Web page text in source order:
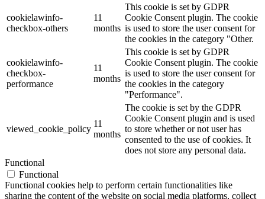
cookielawinfo-
checkbox-others
11
months
This cookie is set by GDPR
Cookie Consent plugin. The cookie
is used to store the user consent for
the cookies in the category "Other.
cookielawinfo-
checkbox-
performance
11
months
This cookie is set by GDPR
Cookie Consent plugin. The cookie
is used to store the user consent for
the cookies in the category
"Performance".
viewed_cookie_policy
11
months
The cookie is set by the GDPR
Cookie Consent plugin and is used
to store whether or not user has
consented to the use of cookies. It
does not store any personal data.
Functional
Functional
Functional cookies help to perform certain functionalities like
sharing the content of the website on social media platforms, collect